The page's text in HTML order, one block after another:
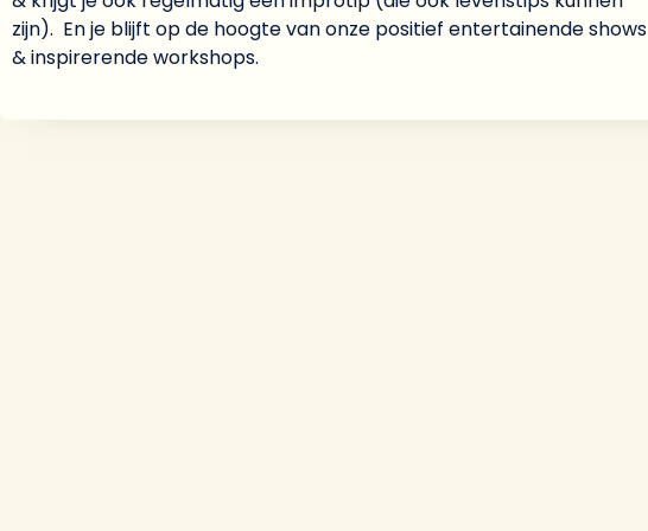
zijn). En je blijft op de hoogte van onze positief entertainende shows
& inspirerende workshops.